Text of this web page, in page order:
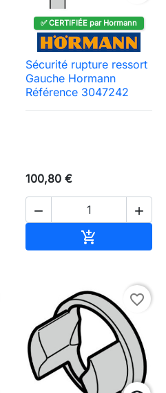
✅ CERTIFIÉE par Hormann
Sécurité rupture ressort
Gauche Hormann
Référence 3047242
100,80 €
 

favorite_border